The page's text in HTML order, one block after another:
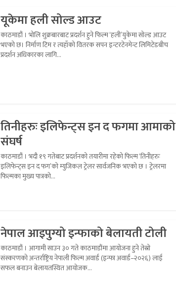
यूकेमा हली सोल्ड आउट
काठमाडौं । भोलि शुक्रबारबाट प्रदर्शन हुने फिल्म ‘हली’युकेमा सोल्ड आउट
भएको छ। निर्माण टिम र त्यहाँको वितरक सपन इन्टरटेनमेन्ट लिमिटेडबीच
प्रदर्शन अधिकारका लागि...
तिनीहरुः इलिफेन्ट्स इन द फगमा आमाको
संघर्ष
काठमाडौं । भदौ १९ गतेबाट प्रदर्शनको तयारीमा रहेको फिल्म ‘तिनीहरुः
इलिफेन्ट्स इन द फग’को म्युजिकल ट्रेलर सार्वजनिक भएको छ । ट्रेलरमा
फिल्मका मुख्य पात्रको...
नेपाल आइपुग्यो इन्फाको बेलायती टोली
काठमाडौं । आगामी साउन ३० गते काठमाडौंमा आयोजना हुने तेस्रो
संस्करणको अन्तर्राष्ट्रिय नेपाली फिल्म अवार्ड (इन्फा अवार्ड–२०२६) लाई
सफल बनाउन बेलायतस्थित आयोजक...